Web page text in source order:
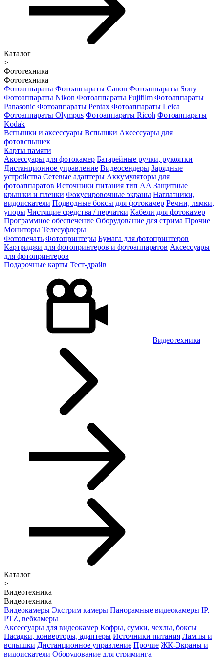
Каталог
>
Фототехника
Фототехника
Фотоаппараты Фотоаппараты Canon Фотоаппараты Sony
Фотоаппараты Nikon Фотоаппараты Fujifilm Фотоаппараты
Panasonic Фотоаппараты Pentax Фотоаппараты Leica
Фотоаппараты Olympus Фотоаппараты Ricoh Фотоаппараты
Kodak
Вспышки и аксессуары Вспышки Аксессуары для
фотовспышек
Карты памяти
Аксессуары для фотокамер Батарейные ручки, рукоятки
Дистанционное управление Видеосендеры Зарядные
устройства Сетевые адаптеры Аккумуляторы для
фотоаппаратов Источники питания тип АА Защитные
крышки и пленки Фокусировочные экраны Наглазники,
видоискатели Подводные боксы для фотокамер Ремни, лямки,
упоры Чистящие средства / перчатки Кабели для фотокамер
Программное обеспечение Оборудование для стрима Прочие
Мониторы Телесуфлеры
Фотопечать Фотопринтеры Бумага для фотопринтеров
Картриджи для фотопринтеров и фотоаппаратов Аксессуары
для фотопринтеров
Подарочные карты Тест-драйв
Видеотехника
Каталог
>
Видеотехника
Видеотехника
Видеокамеры Экстрим камеры Панорамные видеокамеры IP,
PTZ, вебкамеры
Аксессуары для видеокамер Кофры, сумки, чехлы, боксы
Насадки, конверторы, адаптеры Источники питания Лампы и
вспышки Дистанционное управление Прочие ЖК-Экраны и
видоискатели Оборудование для стриминга